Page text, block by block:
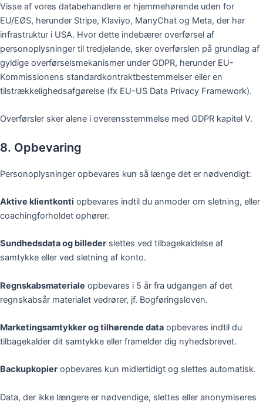
Visse af vores databehandlere er hjemmehørende uden for
EU/EØS, herunder Stripe, Klaviyo, ManyChat og Meta, der har
infrastruktur i USA. Hvor dette indebærer overførsel af
personoplysninger til tredjelande, sker overførslen på grundlag af
gyldige overførselsmekanismer under GDPR, herunder EU-
Kommissionens standardkontraktbestemmelser eller en
tilstrækkelighedsafgørelse (fx EU-US Data Privacy Framework).
Overførsler sker alene i overensstemmelse med GDPR kapitel V.
8. Opbevaring
Personoplysninger opbevares kun så længe det er nødvendigt:
Aktive klientkonti opbevares indtil du anmoder om sletning, eller
coachingforholdet ophører.
Sundhedsdata og billeder slettes ved tilbagekaldelse af
samtykke eller ved sletning af konto.
Regnskabsmateriale opbevares i 5 år fra udgangen af det
regnskabsår materialet vedrører, jf. Bogføringsloven.
Marketingsamtykker og tilhørende data opbevares indtil du
tilbagekalder dit samtykke eller framelder dig nyhedsbrevet.
Backupkopier opbevares kun midlertidigt og slettes automatisk.
Data, der ikke længere er nødvendige, slettes eller anonymiseres